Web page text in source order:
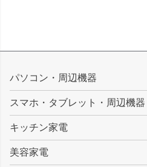
パソコン・周辺機器
スマホ・タブレット・周辺機器
キッチン家電
美容家電